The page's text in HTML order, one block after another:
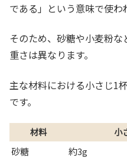
である」という意味で使わ
そのため、砂糖や小麦粉
重さは異なります。
主な材料における小さじ1
です。
材料 小
砂糖
約3g